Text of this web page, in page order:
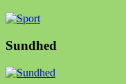
Sundhed